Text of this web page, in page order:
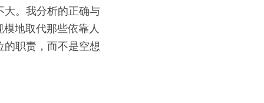
大。我分析的正确与
地取代那些依靠人
的职责，而不是空想